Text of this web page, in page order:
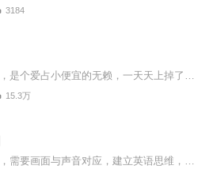
3184
15.3万